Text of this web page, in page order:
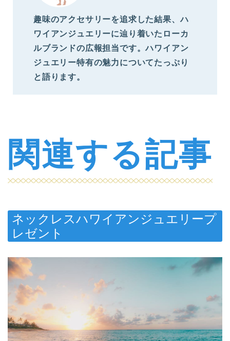
趣味のアクセサリーを追求した結果、ハ
ワイアンジュエリーに辿り着いたローカ
ルブランドの広報担当です。ハワイアン
ジュエリー特有の魅力についてたっぷり
と語ります。
関連する記事
ネックレスハワイアンジュエリープ
レゼント